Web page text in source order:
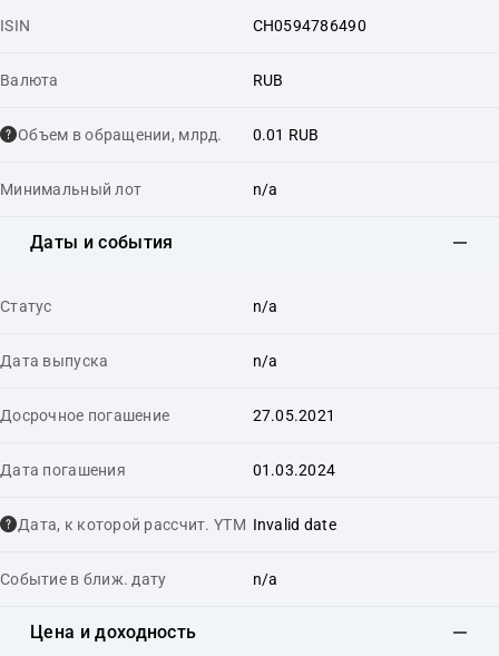
ISIN CH0594786490
Валюта RUB
Объем в обращении, млрд. 0.01 RUB
Минимальный лот n/a
Даты и события
Статус n/a
Дата выпуска n/a
Досрочное погашение 27.05.2021
Дата погашения 01.03.2024
Дата, к которой рассчит. YTM Invalid date
Событие в ближ. дату n/a
Цена и доходность